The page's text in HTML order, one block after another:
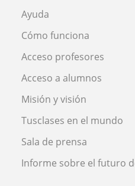
Ayuda
Cómo funciona
Acceso profesores
Acceso a alumnos
Misión y visión
Tusclases en el mundo
Sala de prensa
Informe sobre el futuro